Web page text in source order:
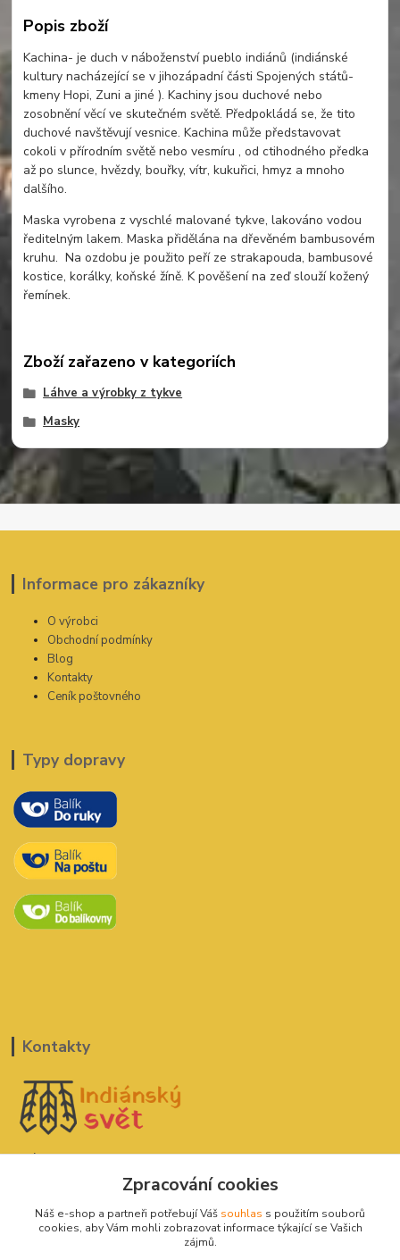
Popis zboží
Kachina- je duch v náboženství pueblo indiánů (indiánské
kultury nacházející se v jihozápadní části Spojených států-
kmeny Hopi, Zuni a jiné ). Kachiny jsou duchové nebo
zosobnění věcí ve skutečném světě. Předpokládá se, že tito
duchové navštěvují vesnice. Kachina může představovat
cokoli v přírodním světě nebo vesmíru , od ctihodného předka
až po slunce, hvězdy, bouřky, vítr, kukuřici, hmyz a mnoho
dalšího.
Maska vyrobena z vyschlé malované tykve, lakováno vodou
ředitelným lakem. Maska přidělána na dřevěném bambusovém
kruhu. Na ozdobu je použito peří ze strakapouda, bambusové
kostice, korálky, koňské žíně. K pověšení na zeď slouží kožený
řemínek.
Zboží zařazeno v kategoriích
Láhve a výrobky z tykve
Masky
Informace pro zákazníky
O výrobci
Obchodní podmínky
Blog
Kontakty
Ceník poštovného
Typy dopravy
Kontakty
Indiánský svět
777 775 182
Zpracování cookies
Náš e-shop a partneři potřebují Váš souhlas s použitím souborů
cookies, aby Vám mohli zobrazovat informace týkající se Vašich
zájmů.